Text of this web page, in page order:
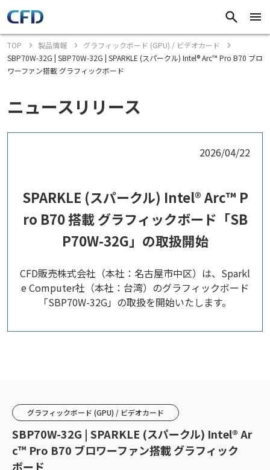
TOP 製品情報
グラフィックボード (GPU) / ビデオカード
SBP70W-32G | SBP70W-32G | SPARKLE (スパークル) Intel® Arc™ Pro B70 ブロ
ワーファン搭載 グラフィックボード
ニュースリリース
2026/04/22
SPARKLE (スパークル) Intel® Arc™ P
ro B70 搭載 グラフィックボード「SB
P70W-32G」の取扱開始
CFD販売株式会社（本社：名古屋市中区）は、Sparkl
e Computer社（本社：台湾）のグラフィックボード
「SBP70W-32G」の取扱を開始いたします。
グラフィックボード (GPU) / ビデオカード
SBP70W-32G | SPARKLE (スパークル) Intel® Ar
c™ Pro B70 ブロワーファン搭載 グラフィック
ボード